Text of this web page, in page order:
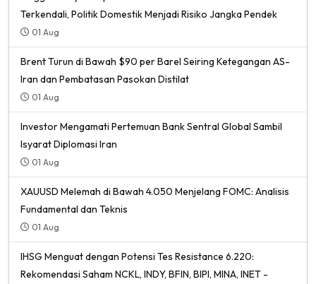
Terkendali, Politik Domestik Menjadi Risiko Jangka Pendek
01 Aug
Brent Turun di Bawah $90 per Barel Seiring Ketegangan AS-
Iran dan Pembatasan Pasokan Distilat
01 Aug
Investor Mengamati Pertemuan Bank Sentral Global Sambil
Isyarat Diplomasi Iran
01 Aug
XAUUSD Melemah di Bawah 4.050 Menjelang FOMC: Analisis
Fundamental dan Teknis
01 Aug
IHSG Menguat dengan Potensi Tes Resistance 6.220:
Rekomendasi Saham NCKL, INDY, BFIN, BIPI, MINA, INET -